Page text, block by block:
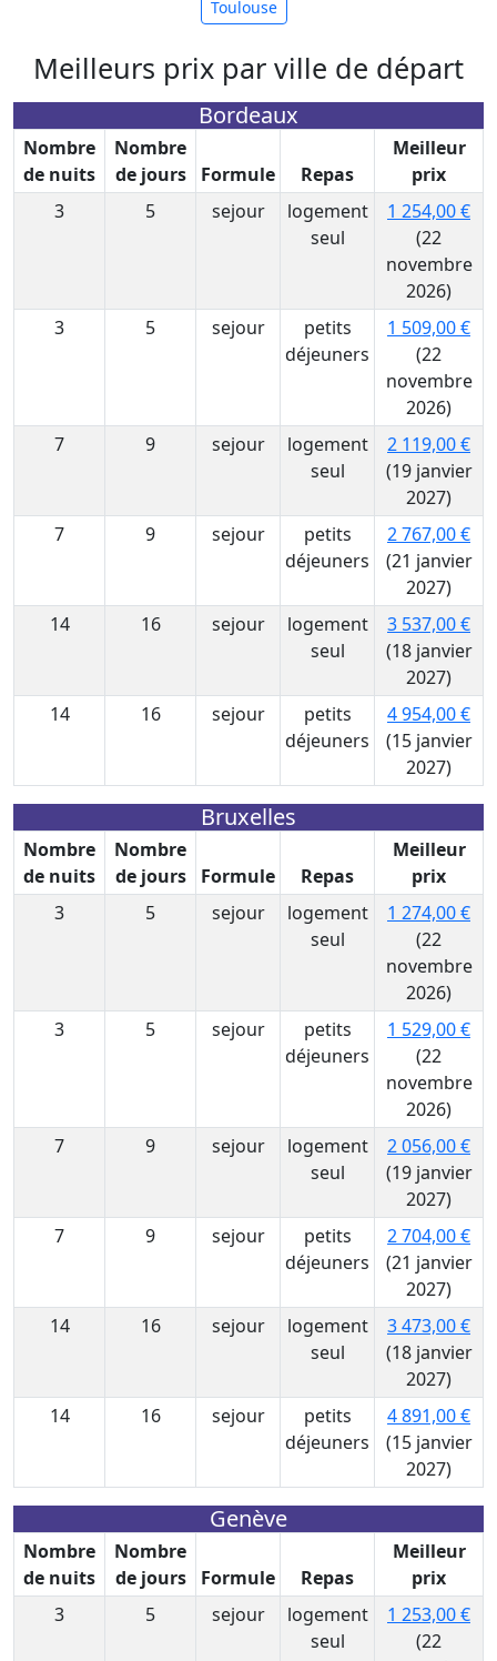
Toulouse
Meilleurs prix par ville de départ
Bordeaux
Nombre
de nuits
Nombre
de jours
Formule Repas
Meilleur
prix
3
5 sejour
logement
seul
1 254,00 €
(22
novembre
2026)
3
5 sejour
petits
déjeuners
1 509,00 €
(22
novembre
2026)
7
9 sejour
logement
seul
2 119,00 €
(19 janvier
2027)
7
9 sejour
petits
déjeuners
2 767,00 €
(21 janvier
2027)
14
16 sejour
logement
seul
3 537,00 €
(18 janvier
2027)
14
16 sejour
petits
déjeuners
4 954,00 €
(15 janvier
2027)
Bruxelles
Nombre
de nuits
Nombre
de jours
Formule Repas
Meilleur
prix
3
5 sejour
logement
seul
1 274,00 €
(22
novembre
2026)
3
5 sejour
petits
déjeuners
1 529,00 €
(22
novembre
2026)
7
9 sejour
logement
seul
2 056,00 €
(19 janvier
2027)
7
9 sejour
petits
déjeuners
2 704,00 €
(21 janvier
2027)
14
16 sejour
logement
seul
3 473,00 €
(18 janvier
2027)
14
16 sejour
petits
déjeuners
4 891,00 €
(15 janvier
2027)
Genève
Nombre
de nuits
Nombre
de jours
Formule Repas
Meilleur
prix
3
5 sejour
logement
seul
1 253,00 €
(22